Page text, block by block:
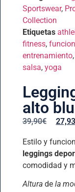
Sportswear,
Collection
Etiquetas
fitness,
entrenamiento,
salsa, yoga
alto
39,90€ 27,93
Estilo y
leggings
comodidad y
Alturade la